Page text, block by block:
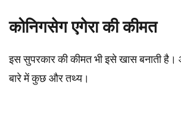
कोनिगसेग एगेरा की कीमत
इस सुपरकार की कीमत भी इसे खास बनाती
बारे में कुछ और तथ्य।